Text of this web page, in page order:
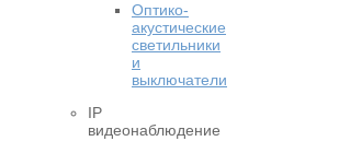
Оптико-
акустические
светильники
и
выключатели
IP
видеонаблюдение